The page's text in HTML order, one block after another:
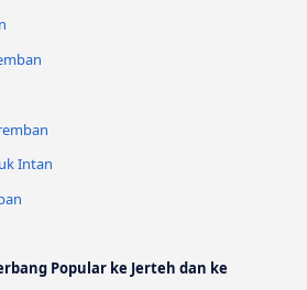
Intan
Popular ke Jerteh dan ke